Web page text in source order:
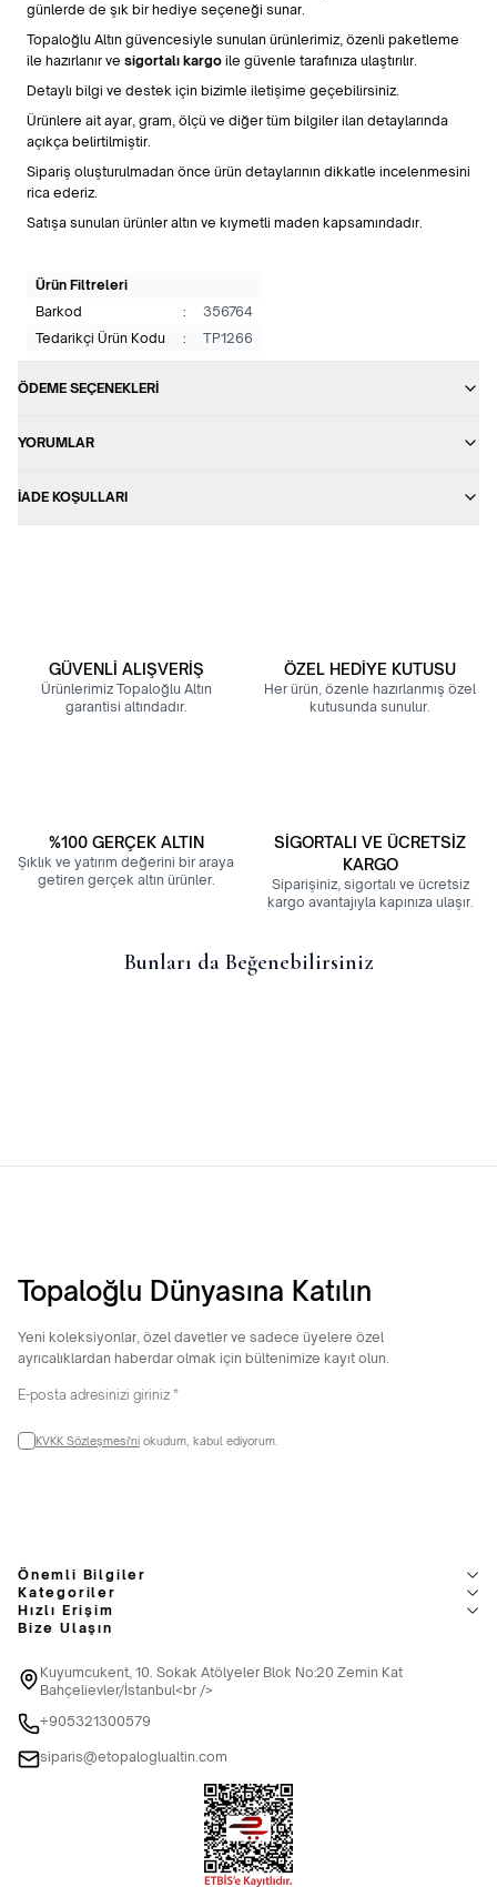
günlerde de şık bir hediye seçeneği sunar.
Topaloğlu Altın güvencesiyle sunulan ürünlerimiz, özenli paketleme
ile hazırlanır ve sigortalı kargo ile güvenle tarafınıza ulaştırılır.
Detaylı bilgi ve destek için bizimle iletişime geçebilirsiniz.
Ürünlere ait ayar, gram, ölçü ve diğer tüm bilgiler ilan detaylarında
açıkça belirtilmiştir.
Sipariş oluşturulmadan önce ürün detaylarının dikkatle incelenmesini
rica ederiz.
Satışa sunulan ürünler altın ve kıymetli maden kapsamındadır.
Ürün Filtreleri
Barkod
:
356764
Tedarikçi Ürün Kodu
: TP1266
ÖDEME SEÇENEKLERI
YORUMLAR
İADE KOŞULLARI
GÜVENLİ ALIŞVERİŞ
Ürünlerimiz Topaloğlu Altın
garantisi altındadır.
ÖZEL HEDİYE KUTUSU
Her ürün, özenle hazırlanmış özel
kutusunda sunulur.
%100 GERÇEK ALTIN
Şıklık ve yatırım değerini bir araya
getiren gerçek altın ürünler.
SİGORTALI VE ÜCRETSİZ
KARGO
Siparişiniz, sigortalı ve ücretsiz
kargo avantajıyla kapınıza ulaşır.
Bunları da Beğenebilirsiniz
Topaloğlu Dünyasına Katılın
Yeni koleksiyonlar, özel davetler ve sadece üyelere özel
ayrıcalıklardan haberdar olmak için bültenimize kayıt olun.
KVKK Sözleşmesi'ni okudum, kabul ediyorum.
Önemli Bilgiler
Kategoriler
Hızlı Erişim
Bize Ulaşın
Kuyumcukent, 10. Sokak Atölyeler Blok No:20 Zemin Kat
Bahçelievler/İstanbul<br />
+905321300579
siparis@etopaloglualtin.com